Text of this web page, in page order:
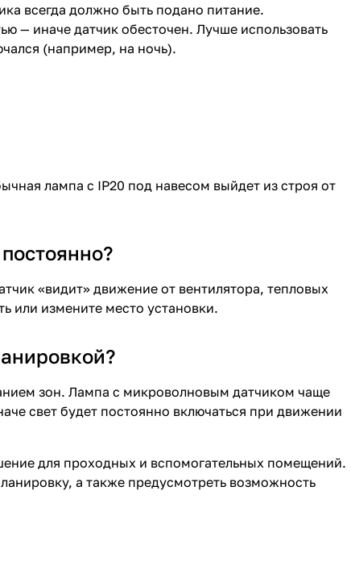
всегда должно быть подано питание.
— иначе датчик обесточен. Лучше использовать
(например, на ночь).
лампа с IP20 под навесом выйдет из строя от
«видит» движение от вентилятора, тепловых
или измените место установки.
зон. Лампа с микроволновым датчиком чаще
свет будет постоянно включаться при движении
для проходных и вспомогательных помещений.
а также предусмотреть возможность